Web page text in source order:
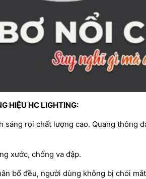
HIỆU HC LIGHTING:
rọi chất lượng cao. Quang
xước, chống va đập.
bổ đều, người dùng không bị chói